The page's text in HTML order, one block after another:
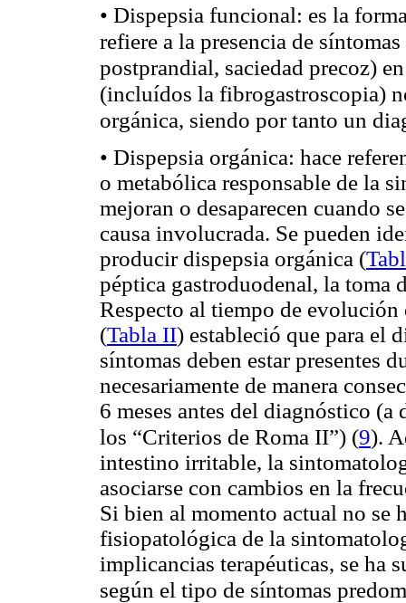
• Dispepsia funcional: es la
refiere a la presencia de
postprandial, saciedad precoz)
(incluídos la fibrogastroscopia)
orgánica, siendo por tanto un
• Dispepsia orgánica: hace
o metabólica responsable de la
mejoran o desaparecen cuando
causa involucrada. Se pueden
producir dispepsia orgánica (
péptica gastroduodenal, la toma
Respecto al tiempo de
(Tabla II) estableció que para el
síntomas deben estar presentes
necesariamente de manera
6 meses antes del diagnóstico (a
los “Criterios de Roma II”) (9).
intestino irritable, la
asociarse con cambios en la
Si bien al momento actual no se
fisiopatológica de la
implicancias terapéuticas, se ha
según el tipo de síntomas